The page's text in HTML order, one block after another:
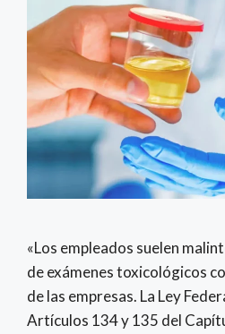
«Los empleados suelen
de exámenes toxicológicos
de las empresas. La Ley
Artículos 134 y 135 del